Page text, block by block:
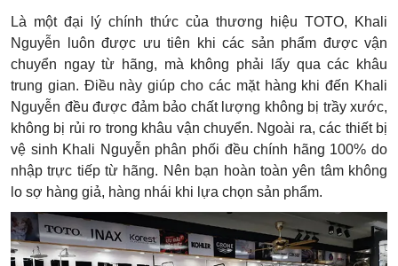
Là một đại lý chính thức của thương hiệu TOTO, Khali
Nguyễn luôn được ưu tiên khi các sản phẩm được vận
chuyển ngay từ hãng, mà không phải lấy qua các khâu
trung gian. Điều này giúp cho các mặt hàng khi đến Khali
Nguyễn đều được đảm bảo chất lượng không bị trầy xước,
không bị rủi ro trong khâu vận chuyển. Ngoài ra, các thiết bị
vệ sinh Khali Nguyễn phân phối đều chính hãng 100% do
nhập trực tiếp từ hãng. Nên bạn hoàn toàn yên tâm không
lo sợ hàng giả, hàng nhái khi lựa chọn sản phẩm.